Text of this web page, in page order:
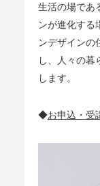
生活の場であ
ンが進化する
ンデザインの
し、人々の暮
します。
◆お申込・受